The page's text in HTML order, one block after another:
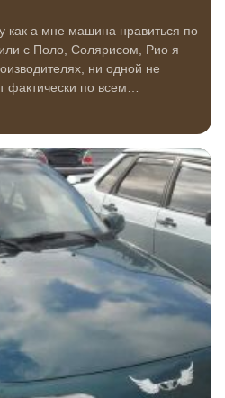
как а мне машина нравиться по
с Поло, Солярисом, Рио я
ни одной не
фактически по всем